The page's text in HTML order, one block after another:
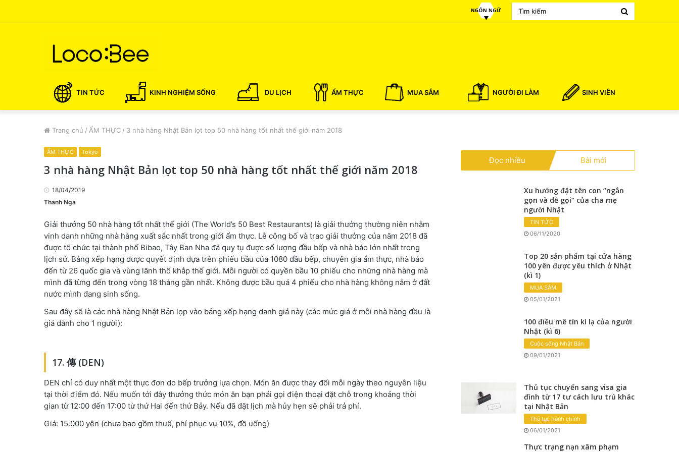
TIN TỨC KINH NGHIỆM SỐNG DU LỊCH ẨM THỰC MUA SẮM NGƯỜI ĐI LÀM SINH VIÊN
Trang chủ / ẨM THỰC / 3 nhà hàng Nhật Bản lọt top 50 nhà hàng tốt nhất thế giới năm 2018
ẨM THỰC Tokyo
3 nhà hàng Nhật Bản lọt top 50 nhà hàng tốt nhất thế giới năm 2018
18/04/2019
Thanh Nga
Giải thưởng 50 nhà hàng tốt nhất thế giới (The World’s 50 Best Restaurants) là giải thưởng thường niên nhằm
vinh danh những nhà hàng xuất sắc nhất trong giới ẩm thực. Lễ công bố và trao giải thưởng của năm 2018 đã
được tổ chức tại thành phố Bibao, Tây Ban Nha đã quy tụ được số lượng đầu bếp và nhà báo lớn nhất trong
lịch sử. Bảng xếp hạng được quyết định dựa trên phiếu bầu của 1080 đầu bếp, chuyên gia ẩm thực, nhà báo
đến từ 26 quốc gia và vùng lãnh thổ khắp thế giới. Mỗi người có quyền bầu 10 phiếu cho những nhà hàng mà
mình đã từng đến trong vòng 18 tháng gần nhất. Không được bầu quá 4 phiếu cho nhà hàng không nằm ở đất
nước mình đang sinh sống.
Sau đây sẽ là các nhà hàng Nhật Bản lọp vào bảng xếp hạng danh giá này (các mức giá ở mỗi nhà hàng đều là
giá dành cho 1 người):
17. 傳 (DEN)
DEN chỉ có duy nhất một thực đơn do bếp trưởng lựa chọn. Món ăn được thay đổi mỗi ngày theo nguyên liệu
tại thời điểm đó. Nếu muốn tới đây thưởng thức món ăn bạn phải gọi điện thoại đặt chỗ trong khoảng thời
gian từ 12:00 đến 17:00 từ thứ Hai đến thứ Bảy. Nếu đã đặt lịch mà hủy hẹn sẽ phải trả phí.
Giá: 15.000 yên (chưa bao gồm thuế, phí phục vụ 10%, đồ uống)
Đọc nhiều Bài mới
Xu hướng đặt tên con “ngắn
gọn và dễ gọi” của cha mẹ
người Nhật
TIN TỨC
06/11/2020
Top 20 sản phẩm tại cửa hàng
100 yên được yêu thích ở Nhật
(kì 1)
MUA SẮM
05/01/2021
100 điều mê tín kì lạ của người
Nhật (kì 6)
Cuộc sống Nhật Bản
09/01/2021
Thủ tục chuyển sang visa gia
đình từ 17 tư cách lưu trú khác
tại Nhật Bản
Thủ tục hành chính
06/01/2021
Thực trạng nạn xâm phạm